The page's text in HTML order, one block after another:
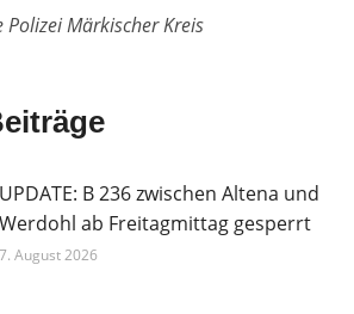
Polizei Märkischer Kreis
UPDATE: B 236 zwischen Altena und
Werdohl ab Freitagmittag gesperrt
7. August 2026